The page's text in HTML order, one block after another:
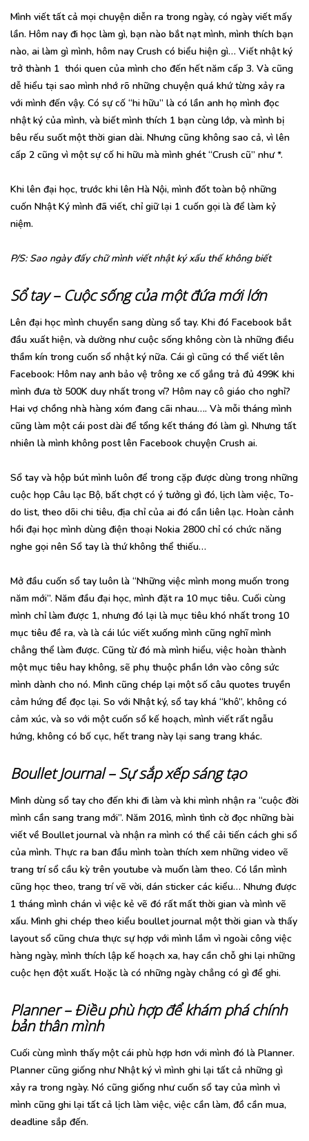
Mình viết tất cả mọi chuyện diễn ra trong ngày, có ngày viết mấy
lần. Hôm nay đi học làm gì, bạn nào bắt nạt mình, mình thích bạn
nào, ai làm gì mình, hôm nay Crush có biểu hiện gì… Viết nhật ký
trở thành 1 thói quen của mình cho đến hết năm cấp 3. Và cũng
dễ hiểu tại sao mình nhớ rõ những chuyện quá khứ từng xảy ra
với mình đến vậy. Có sự cố “hi hữu” là có lần anh họ mình đọc
nhật ký của mình, và biết mình thích 1 bạn cùng lớp, và mình bị
bêu rếu suốt một thời gian dài. Nhưng cũng không sao cả, vì lên
cấp 2 cũng vì một sự cố hi hữu mà mình ghét “Crush cũ” như *.
Khi lên đại học, trước khi lên Hà Nội, mình đốt toàn bộ những
cuốn Nhật Ký mình đã viết, chỉ giữ lại 1 cuốn gọi là để làm kỷ
niệm.
P/S: Sao ngày đấy chữ mình viết nhật ký xấu thế không biết
Sổ tay – Cuộc sống của một đứa mới lớn
Lên đại học mình chuyển sang dùng sổ tay. Khi đó Facebook bắt
đầu xuất hiện, và dường như cuộc sống không còn là những điều
thầm kín trong cuốn sổ nhật ký nữa. Cái gì cũng có thể viết lên
Facebook: Hôm nay anh bảo vệ trông xe cố gắng trả đủ 499K khi
mình đưa tờ 500K duy nhất trong ví? Hôm nay cô giáo cho nghỉ?
Hai vợ chồng nhà hàng xóm đang cãi nhau…. Và mỗi tháng mình
cũng làm một cái post dài để tổng kết tháng đó làm gì. Nhưng tất
nhiên là mình không post lên Facebook chuyện Crush ai.
Sổ tay và hộp bút mình luôn để trong cặp được dùng trong những
cuộc họp Câu lạc Bộ, bất chợt có ý tưởng gì đó, lịch làm việc, To-
do list, theo dõi chi tiêu, địa chỉ của ai đó cần liên lạc. Hoàn cảnh
hồi đại học mình dùng điện thoại Nokia 2800 chỉ có chức năng
nghe gọi nên Sổ tay là thứ không thể thiếu…
Mở đầu cuốn sổ tay luôn là “Những việc mình mong muốn trong
năm mới”. Năm đầu đại học, mình đặt ra 10 mục tiêu. Cuối cùng
mình chỉ làm được 1, nhưng đó lại là mục tiêu khó nhất trong 10
mục tiêu đề ra, và là cái lúc viết xuống mình cũng nghĩ mình
chẳng thể làm được. Cũng từ đó mà mình hiểu, việc hoàn thành
một mục tiêu hay không, sẽ phụ thuộc phần lớn vào công sức
mình dành cho nó. Mình cũng chép lại một số câu quotes truyền
cảm hứng để đọc lại. So với Nhật ký, sổ tay khá “khô”, không có
cảm xúc, và so với một cuốn sổ kế hoạch, mình viết rất ngẫu
hứng, không có bố cục, hết trang này lại sang trang khác.
Boullet Journal – Sự sắp xếp sáng tạo
Mình dùng sổ tay cho đến khi đi làm và khi mình nhận ra “cuộc đời
mình cần sang trang mới”. Năm 2016, mình tình cờ đọc những bài
viết về Boullet journal và nhận ra mình có thể cải tiến cách ghi sổ
của mình. Thực ra ban đầu mình toàn thích xem những video vẽ
trang trí sổ cầu kỳ trên youtube và muốn làm theo. Có lần mình
cũng học theo, trang trí vẽ vời, dán sticker các kiểu… Nhưng được
1 tháng mình chán vì việc kẻ vẽ đó rất mất thời gian và mình vẽ
xấu. Mình ghi chép theo kiểu boullet journal một thời gian và thấy
layout sổ cũng chưa thực sự hợp với mình lắm vì ngoài công việc
hàng ngày, mình thích lập kế hoạch xa, hay cần chỗ ghi lại những
cuộc hẹn đột xuất. Hoặc là có những ngày chẳng có gì để ghi.
Planner – Điều phù hợp để khám phá chính
bản thân mình
Cuối cùng mình thấy một cái phù hợp hơn với mình đó là Planner.
Planner cũng giống như Nhật ký vì mình ghi lại tất cả những gì
xảy ra trong ngày. Nó cũng giống như cuốn sổ tay của mình vì
mình cũng ghi lại tất cả lịch làm việc, việc cần làm, đồ cần mua,
deadline sắp đến.